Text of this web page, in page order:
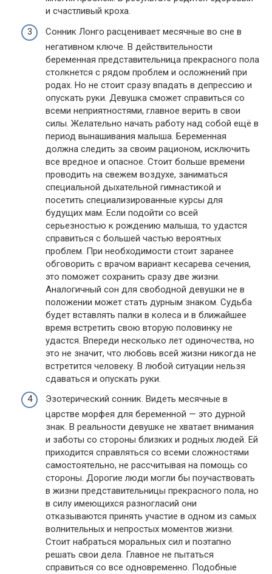
и счастливый кроха.
Сонник Лонго расценивает месячные во сне в
негативном ключе. В действительности
беременная представительница прекрасного пола
столкнется с рядом проблем и осложнений при
родах. Но не стоит сразу впадать в депрессию и
опускать руки. Девушка сможет справиться со
всеми неприятностями, главное верить в свои
силы. Желательно начать работу над собой ещё в
период вынашивания малыша. Беременная
должна следить за своим рационом, исключить
все вредное и опасное. Стоит больше времени
проводить на свежем воздухе, заниматься
специальной дыхательной гимнастикой и
посетить специализированные курсы для
будущих мам. Если подойти со всей
серьезностью к рождению малыша, то удастся
справиться с большей частью вероятных
проблем. При необходимости стоит заранее
обговорить с врачом вариант кесарева сечения,
это поможет сохранить сразу две жизни.
Аналогичный сон для свободной девушки не в
положении может стать дурным знаком. Судьба
будет вставлять палки в колеса и в ближайшее
время встретить свою вторую половинку не
удастся. Впереди несколько лет одиночества, но
это не значит, что любовь всей жизни никогда не
встретится человеку. В любой ситуации нельзя
сдаваться и опускать руки.
Эзотерический сонник. Видеть месячные в
царстве морфея для беременной — это дурной
знак. В реальности девушке не хватает внимания
и заботы со стороны близких и родных людей. Ей
приходится справляться со всеми сложностями
самостоятельно, не рассчитывая на помощь со
стороны. Дорогие люди могли бы поучаствовать
в жизни представительницы прекрасного пола, но
в силу имеющихся разногласий они
отказываются принять участие в одном из самых
волнительных и непростых моментов жизни.
Стоит набраться моральных сил и поэтапно
решать свои дела. Главное не пытаться
справиться со все одновременно. Подобные